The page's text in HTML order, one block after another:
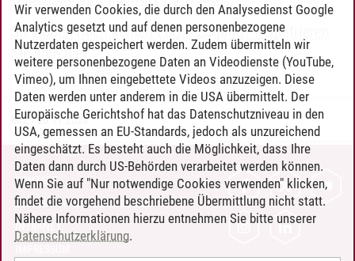
Sie haben noch keinen Login-Zugang? Registrieren
Sie sich hier.
MIZ/06.11.2024
KONTAKT
LEUPHANA ALS ARBEITGEBER
INTRANET
Wir verwenden Cookies, die durch den Analysedienst Google
Analytics gesetzt und auf denen personenbezogene
Nutzerdaten gespeichert werden. Zudem übermitteln wir
weitere personenbezogene Daten an Videodienste (YouTube,
Vimeo), um Ihnen eingebettete Videos anzuzeigen. Diese
Daten werden unter anderem in die USA übermittelt. Der
Europäische Gerichtshof hat das Datenschutzniveau in den
USA, gemessen an EU-Standards, jedoch als unzureichend
eingeschätzt. Es besteht auch die Möglichkeit, dass Ihre
Daten dann durch US-Behörden verarbeitet werden können.
Wenn Sie auf "Nur notwendige Cookies verwenden" klicken,
findet die vorgehend beschriebene Übermittlung nicht statt.
Nähere Informationen hierzu entnehmen Sie bitte unserer
Datenschutzerklärung.